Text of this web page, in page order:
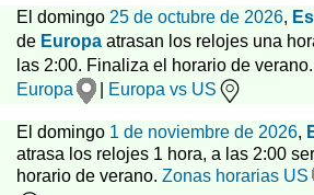
El domingo 25 de octubre de 2026,
de Europa atrasan los relojes una
las 2:00. Finaliza el horario de verano.
Europa
Europa vs US
El domingo 1 de noviembre de 2026,
atrasa los relojes 1 hora, a las 2:00
horario de verano. Zonas horarias US